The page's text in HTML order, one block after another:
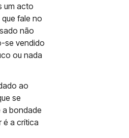
um acto
fale no
não
se vendido
ou nada
ao
se
a bondade
é a crítica